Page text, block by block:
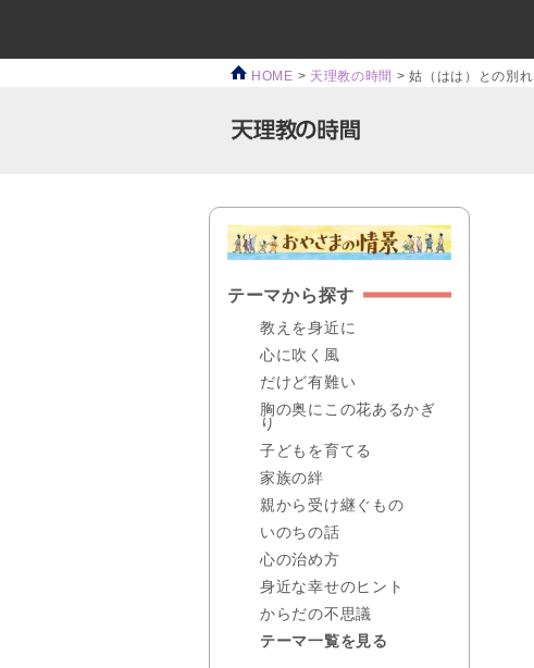
HOME > 天理教の時間 >姑（はは）との別れ
テーマから探す
教えを身近に
心に吹く風
だけど有難い
胸の奥にこの花あるかぎ
り
子どもを育てる
家族の絆
親から受け継ぐもの
いのちの話
心の治め方
身近な幸せのヒント
からだの不思議
テーマ一覧を見る